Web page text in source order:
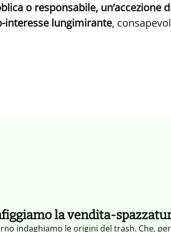
o responsabile,
interesse lungimirante,
la vendita-
indaghiamo le origini del trash. Che,